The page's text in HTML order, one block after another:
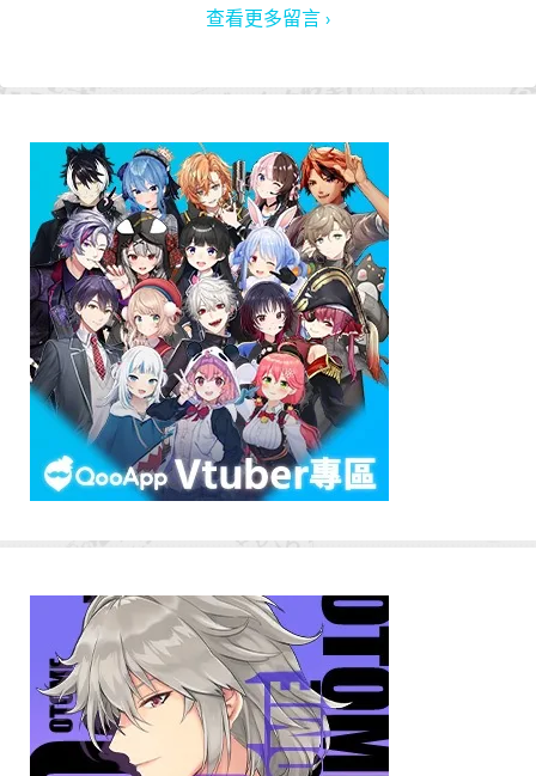
查看更多留言 ›